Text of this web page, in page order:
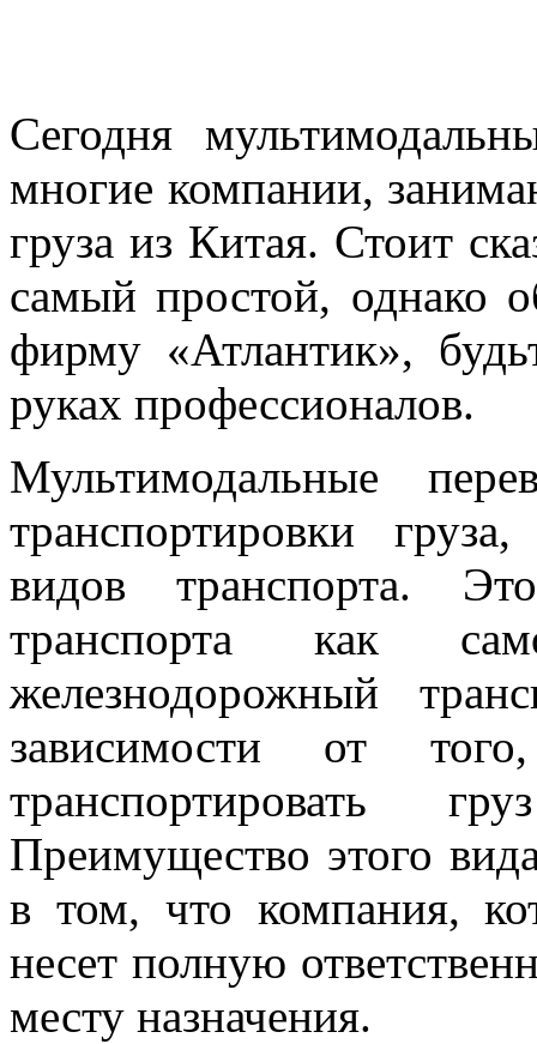
Сегодня
многие компании,
груза из Китая. Стоит
самый простой, однако
фирму «Атлантик»,
руках профессионалов.
Мультимодальные
транспортировки
видов транспорта.
транспорта как
железнодорожный
зависимости от
транспортировать
Преимущество этого
в том, что компания,
несет полную
месту назначения.